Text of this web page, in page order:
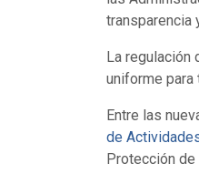
transparencia
La regulación
uniforme
Entre las
de
Protección de